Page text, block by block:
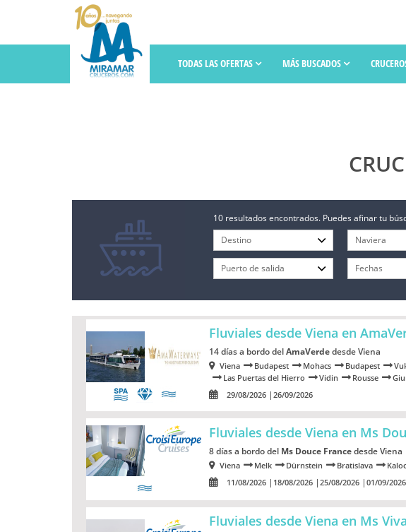
TODAS LAS OFERTAS MÁS BUSCADOS
10 resultados encontrados. Puedes afinar tu
Fluviales desde Viena en
14 días a bordo delAmaVerdedesde Viena
Viena Budapest Mohacs Budapest
Las Puertas del Hierro
Vidin Rousse
29/08/2026
26/09/2026
Fluviales desde Viena en Ms
8 días a bordo del Ms Douce Francedesde Viena
Viena Melk Dürnstein Bratislava
11/08/2026
18/08/2026 25/08/2026 01/09/2026
Fluviales desde Viena en Ms